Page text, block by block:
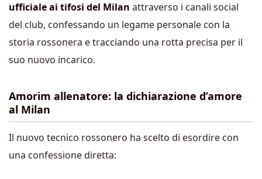
ufficiale ai tifosi del Milan attraverso i canali social
del club, confessando un legame personale con la
storia rossonera e tracciando una rotta precisa per il
suo nuovo incarico.
Amorim allenatore: la dichiarazione d’amore
al Milan
Il nuovo tecnico rossonero ha scelto di esordire con
una confessione diretta: